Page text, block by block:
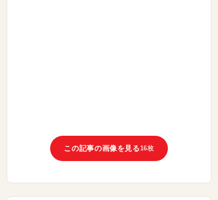
この記事の画像を見る 16枚